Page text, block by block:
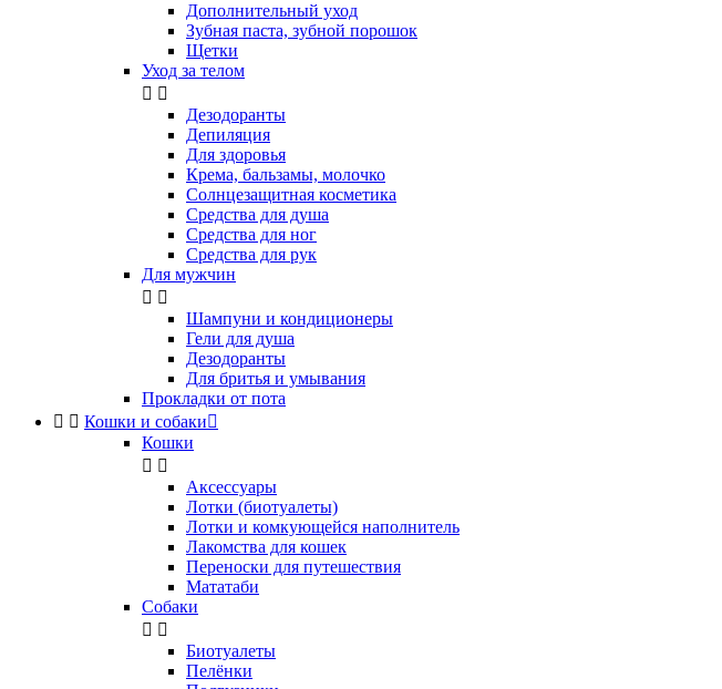
Дополнительный уход
Зубная паста, зубной порошок
Щетки
Уход за телом
 
Дезодоранты
Депиляция
Для здоровья
Крема, бальзамы, молочко
Солнцезащитная косметика
Средства для душа
Средства для ног
Средства для рук
Для мужчин
 
Шампуни и кондиционеры
Гели для душа
Дезодоранты
Для бритья и умывания
Прокладки от пота
  Кошки и собаки
Кошки
 
Аксессуары
Лотки (биотуалеты)
Лотки и комкующейся наполнитель
Лакомства для кошек
Переноски для путешествия
Мататаби
Собаки
 
Биотуалеты
Пелёнки